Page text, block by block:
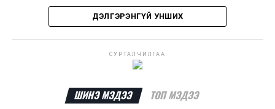
хамгаалалтын тор суурилуулж, урьдчилан
сэргийлэхийг зөвлөж байна.
ажлын цагаар Нийслэлийн Байгаль орчны газрын
удирдлага зохицуулалтын төвийн 11-310005
дугаарын утсаар яаралтай мэдээлэл өгч, дуудлага
ДЭЛГЭРЭНГҮЙ УНШИХ
СУРТАЛЧИЛГАА
ШИНЭ МЭДЭЭ ТОП МЭДЭЭ